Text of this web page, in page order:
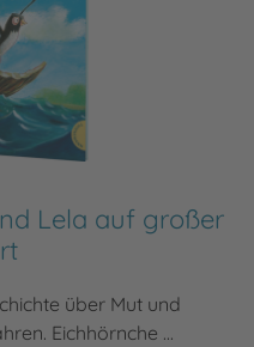
Lela auf großer
über Mut und
Eichhörnche ...